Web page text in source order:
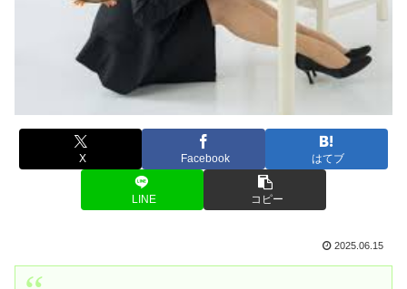
X Facebook はてブ
LINE コピー
2025.06.15